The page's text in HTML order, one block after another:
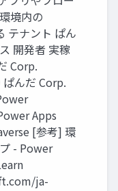
境内の
テナント ぱん
開発者 実稼
Corp.
んだ Corp.
Apps
[参考] 環
- Power
ja-